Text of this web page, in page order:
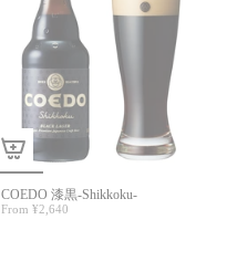
COEDO 漆黒-Shikkoku-
From ¥2,640